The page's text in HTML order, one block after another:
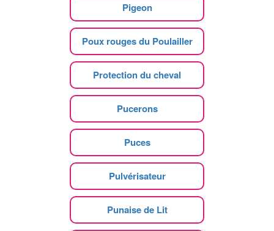
Pigeon
Poux rouges du Poulailler
Protection du cheval
Pucerons
Puces
Pulvérisateur
Punaise de Lit